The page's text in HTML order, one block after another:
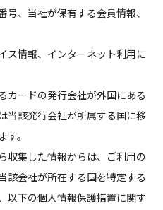
号、当社が保有する会員情報、
ス情報、インターネット利用に
カードの発行会社が外国にある
当該発行会社が所属する国に移
。
収集した情報からは、ご利用の
該会社が所在する国を特定する
以下の個人情報保護措置に関す